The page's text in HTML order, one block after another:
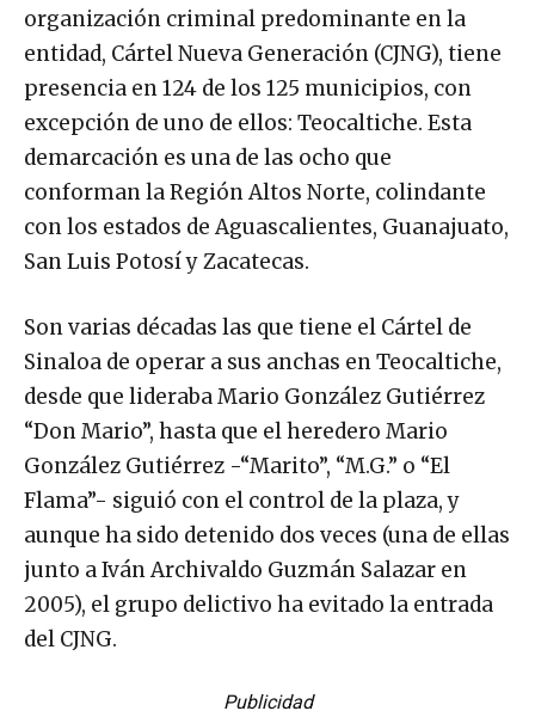
organización criminal predominante en la
entidad, Cártel Nueva Generación (CJNG), tiene
presencia en 124 de los 125 municipios, con
excepción de uno de ellos: Teocaltiche. Esta
demarcación es una de las ocho que
conforman la Región Altos Norte, colindante
con los estados de Aguascalientes, Guanajuato,
San Luis Potosí y Zacatecas.
Son varias décadas las que tiene el Cártel de
Sinaloa de operar a sus anchas en Teocaltiche,
desde que lideraba Mario González Gutiérrez
“Don Mario”, hasta que el heredero Mario
González Gutiérrez -“Marito”, “M.G.” o “El
Flama”- siguió con el control de la plaza, y
aunque ha sido detenido dos veces (una de ellas
junto a Iván Archivaldo Guzmán Salazar en
2005), el grupo delictivo ha evitado la entrada
del CJNG.
Publicidad